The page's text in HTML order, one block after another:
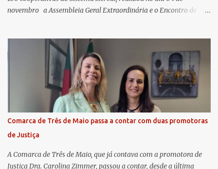
novembro a Assembleia Geral Extraordinária e o Encontro de
futuro. O evento ocorreu presencialmente em Santa Rosa/RS com
transmissão simultânea para os coordenadores capixabas, que
estavam reunidos em Cachoeiro de Itapemirim / ES. Durante a
Assembleia Geral Extraordinária, foram debatidas e aprovadas
pautas estratégicas, como a atualização da Política de
Remuneração dos Administradores Estatutários e do regulamento
do Fundo Social, reforçando o compromisso da cooperativa com a
transparência e a governança. No Encontro de Coordenadores de
Núcleo, o presidente da Sicredi União RS/ES, Sidnei Strejevitch, fez
um balanço das principais real...
Comarca de Três de Maio passa a contar com duas promotoras
de Justiça
A Comarca de Três de Maio, que já contava com a promotora de
Justiça Dra. Carolina Zimmer, passou a contar, desde a última